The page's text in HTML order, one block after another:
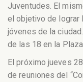
Juventudes. El
el objetivo de lograr
jóvenes de la
de las 18 en la
El próximo jueves
de reuniones del